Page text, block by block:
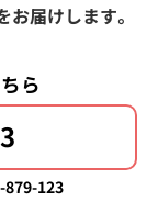
届けします。
ら
879-123